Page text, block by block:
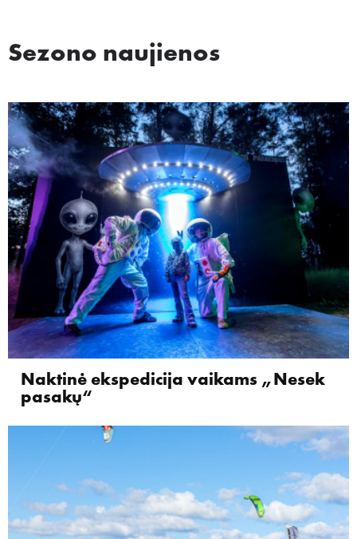
Sezono naujienos
Naktinė ekspedicija vaikams „Nesek
pasakų“